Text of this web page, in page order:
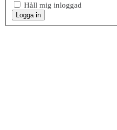
Håll mig inloggad
Logga in